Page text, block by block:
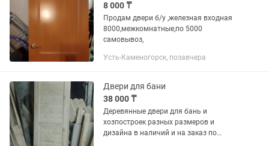
8 000 ₸
Продам двери б/у ,железная входная
8000,межкомнатные,по 5000
самовывоз,
Усть-Каменогорск, позавчера
Двери для бани
38 000 ₸
Деревянные двери для бань и
хозпостроек разных размеров и
дизайна в наличий и на заказ по